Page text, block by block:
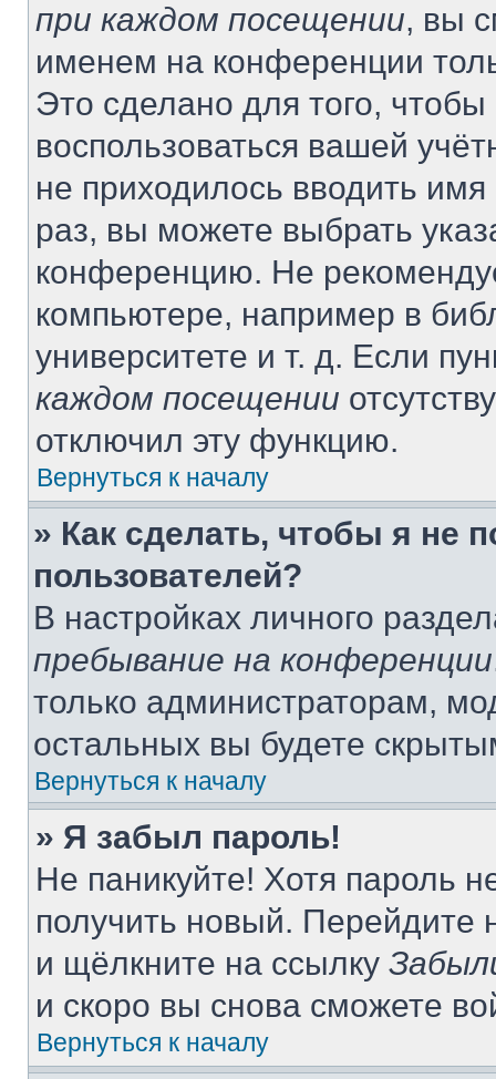
при каждом посещении, вы
именем на конференции
Это сделано для того, чтобы
воспользоваться вашей
не приходилось вводить
раз, вы можете выбрать
конференцию. Не
компьютере, например в
университете и т. д. Если
каждом посещении
отключил эту функцию.
Вернуться к началу
» Как сделать, чтобы я не
пользователей?
В настройках личного
пребывание на конференции
только администраторам,
остальных вы будете
Вернуться к началу
» Я забыл пароль!
Не паникуйте! Хотя пароль
получить новый. Перейдите
и щёлкните на ссылку
и скоро вы снова сможете
Вернуться к началу